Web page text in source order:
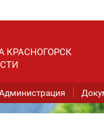
КРАСНОГОРСК